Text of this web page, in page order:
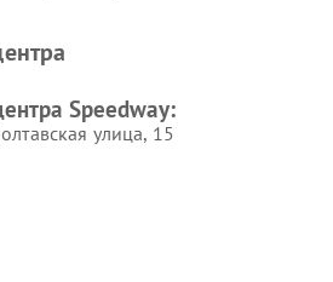
Speedway:
улица, 15